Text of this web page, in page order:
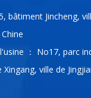
bâtiment Jincheng,
： No17, parc
Xingang, ville de